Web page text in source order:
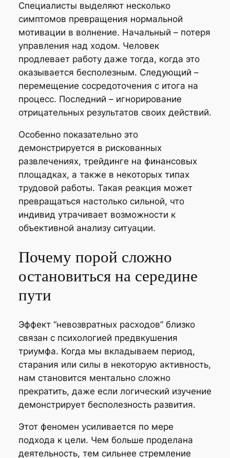
Специалисты выделяют несколько
симптомов превращения нормальной
мотивации в волнение. Начальный – потеря
управления над ходом. Человек
продлевает работу даже тогда, когда это
оказывается бесполезным. Следующий –
перемещение сосредоточения с итога на
процесс. Последний – игнорирование
отрицательных результатов своих действий.
Особенно показательно это
демонстрируется в рискованных
развлечениях, трейдинге на финансовых
площадках, а также в некоторых типах
трудовой работы. Такая реакция может
превращаться настолько сильной, что
индивид утрачивает возможности к
объективной анализу ситуации.
Почему порой сложно
остановиться на середине
пути
Эффект “невозвратных расходов” близко
связан с психологией предвкушения
триумфа. Когда мы вкладываем период,
старания или силы в некоторую активность,
нам становится ментально сложно
прекратить, даже если логический изучение
демонстрирует бесполезность развития.
Этот феномен усиливается по мере
подхода к цели. Чем больше проделана
деятельность, тем сильнее стремление